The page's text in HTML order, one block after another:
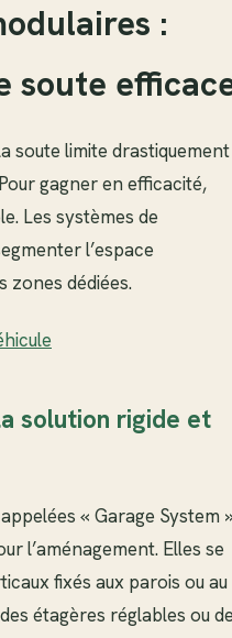
:
soute
soute limite drastiquement
gagner en efficacité,
Les systèmes de
l’espace
zones dédiées.
solution rigide et
« Garage System
l’aménagement. Elles se
fixés aux parois ou au
étagères réglables ou